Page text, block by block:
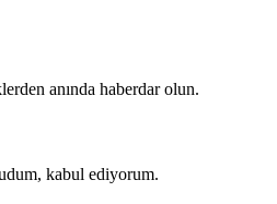
anında haberdar olun.
kabul ediyorum.